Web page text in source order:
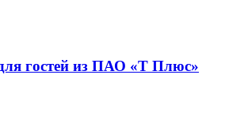
гостей из ПАО «Т Плюс»